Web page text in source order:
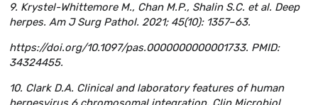
9. Krystel-Whittemore M., Chan M.P., Shalin S.C. et al. Deep
herpes. Am J Surg Pathol. 2021; 45(10): 1357–63.
https://doi.org/10.1097/pas.0000000000001733. PMID:
34324455.
10. Clark D.A. Clinical and laboratory features of human